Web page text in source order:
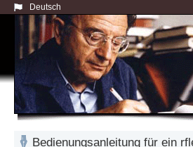
Deutsch
Bedienungsanleitung für ein